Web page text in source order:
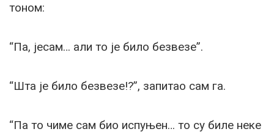
тоном:
“Па, јесам… али то је било безвезе”.
“Шта је било безвезе!?”, запитао сам га.
“Па то чиме сам био испуњен… то су биле неке